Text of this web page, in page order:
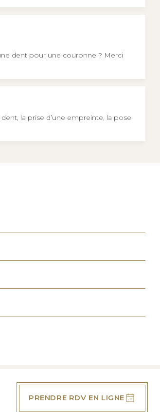
dent pour une couronne ? Merci
la prise d’une empreinte, la pose
PRENDRE RDV EN LIGNE